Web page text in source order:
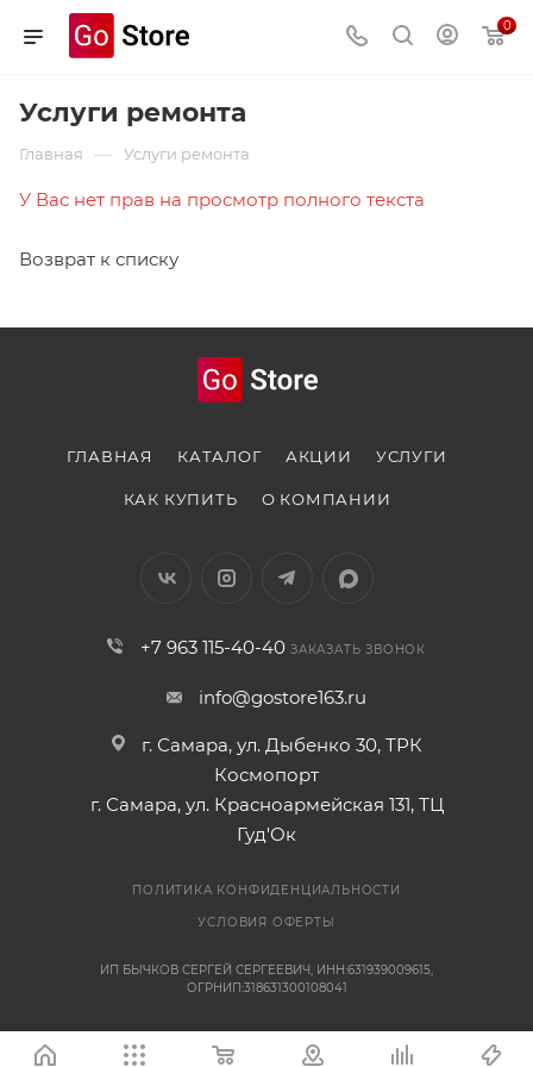
0
Услуги ремонта
Главная — Услуги ремонта
У Вас нет прав на просмотр полного текста
Возврат к списку
ГЛАВНАЯ КАТАЛОГ АКЦИИ УСЛУГИ
КАК КУПИТЬ О КОМПАНИИ
+7 963 115-40-40 ЗАКАЗАТЬ ЗВОНОК
info@gostore163.ru
г. Самара, ул. Дыбенко 30, ТРК
Космопорт
г. Самара, ул. Красноармейская 131, ТЦ
Гуд'Ок
ПОЛИТИКА КОНФИДЕНЦИАЛЬНОСТИ
УСЛОВИЯ ОФЕРТЫ
ИП БЫЧКОВ СЕРГЕЙ СЕРГЕЕВИЧ, ИНН:631939009615,
ОГРНИП:318631300108041